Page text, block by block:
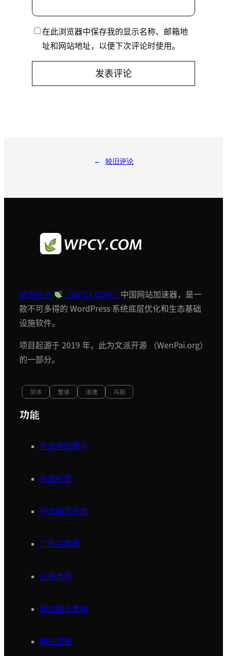
在此浏览器中保存我的显示名称、邮箱地
址和网站地址，以便下次评论时使用。
← 较旧评论
文派叶子 （WPCY.COM） 中国网站加速器，是一
款不可多得的 WordPress 系统底层优化和生态基础
设施软件。
项目起源于 2019 年，此为文派开源 （WenPai.org）
的一部分。
简体 繁体 港澳 马新
功能
生态基础服务
头像托管
中文网页字体
广告拦截器
应用市场
原创翻译更新
网站加速